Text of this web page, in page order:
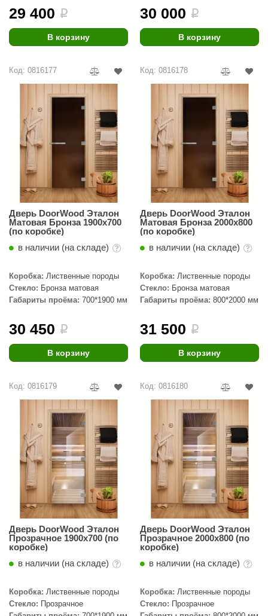
29 400 i
В корзину
30 000 i
В корзину
Код: 0816177
Дверь DoorWood Эталон
Матовая Бронза 1900х700
(по коробке)
в наличии (на складе)
Коробка: Лиственные породы
Стекло: Бронза матовая
Габариты проёма: 700*1900 мм
30 450 i
В корзину
Код: 0816178
Дверь DoorWood Эталон
Матовая Бронза 2000х800
(по коробке)
в наличии (на складе)
Коробка: Лиственные породы
Стекло: Бронза матовая
Габариты проёма: 800*2000 мм
31 500 i
В корзину
Код: 0816179
Дверь DoorWood Эталон
Прозрачное 1900х700 (по
коробке)
в наличии (на складе)
Коробка: Лиственные породы
Стекло: Прозрачное
Код: 0816180
Дверь DoorWood Эталон
Прозрачное 2000х800 (по
коробке)
в наличии (на складе)
Коробка: Лиственные породы
Стекло: Прозрачное